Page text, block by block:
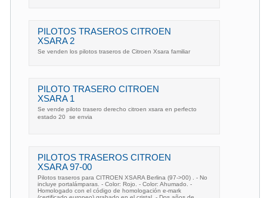
PILOTOS TRASEROS CITROEN
XSARA 2
Se venden los pilotos traseros de Citroen Xsara familiar
PILOTO TRASERO CITROEN
XSARA 1
Se vende piloto trasero derecho citroen xsara en perfecto
estado 20  se envia
PILOTOS TRASEROS CITROEN
XSARA 97-00
Pilotos traseros para CITROEN XSARA Berlina (97->00) . - No
incluye portalámparas. - Color: Rojo. - Color: Ahumado. -
Homologado con el código de homologación e-mark